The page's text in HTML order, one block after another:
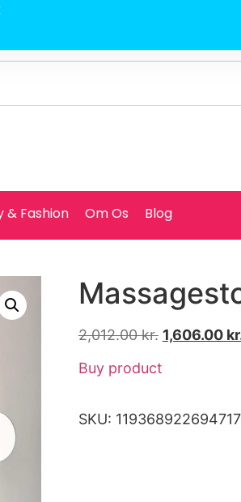
& Fashion Om Os Blog
2,012.00kr. 1,606.00
Buy product
SKU: